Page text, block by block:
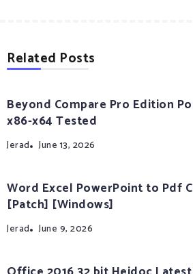
Related Posts
Beyond Compare Pro Edition
x86-x64 Tested
Jerad June 13, 2026
Word Excel PowerPoint to Pdf
[Patch] [Windows]
Jerad June 9, 2026